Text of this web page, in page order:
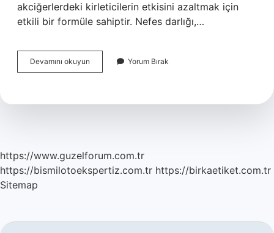
akciğerlerdeki kirleticilerin etkisini azaltmak için
etkili bir formüle sahiptir. Nefes darlığı,…
Devamını okuyun
Ana
Yan
Yorum Bırak
https://www.guzelforum.com.tr
https://bismilotoekspertiz.com.tr https://birkaetiket.com.tr
Sitemap